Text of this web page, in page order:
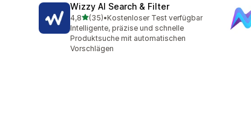
Wizzy AI Search & Filter
4,8von 5 Sternen
(35)
35 Rezensionen insgesamt
•Kostenloser Test verfügbar
Intelligente, präzise und schnelle
Produktsuche mit automatischen
Vorschlägen